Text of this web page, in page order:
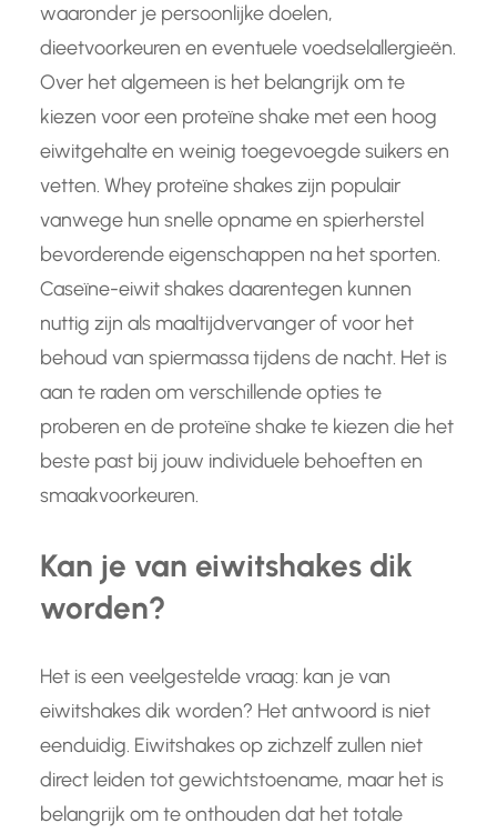
waaronder je persoonlijke doelen,
dieetvoorkeuren en eventuele voedselallergieën.
Over het algemeen is het belangrijk om te
kiezen voor een proteïne shake met een hoog
eiwitgehalte en weinig toegevoegde suikers en
vetten. Whey proteïne shakes zijn populair
vanwege hun snelle opname en spierherstel
bevorderende eigenschappen na het sporten.
Caseïne-eiwit shakes daarentegen kunnen
nuttig zijn als maaltijdvervanger of voor het
behoud van spiermassa tijdens de nacht. Het is
aan te raden om verschillende opties te
proberen en de proteïne shake te kiezen die het
beste past bij jouw individuele behoeften en
smaakvoorkeuren.
Kan je van eiwitshakes dik
worden?
Het is een veelgestelde vraag: kan je van
eiwitshakes dik worden? Het antwoord is niet
eenduidig. Eiwitshakes op zichzelf zullen niet
direct leiden tot gewichtstoename, maar het is
belangrijk om te onthouden dat het totale